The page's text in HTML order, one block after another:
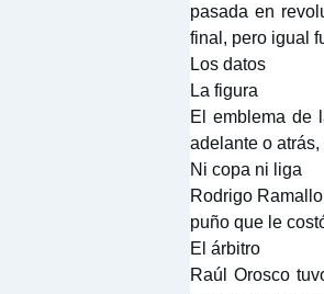
pasada en
final, pero igual
Los datos
La figura
El emblema de
adelante o
Ni copa ni liga
Rodrigo
puño que le
El árbitro
Raúl Orosco